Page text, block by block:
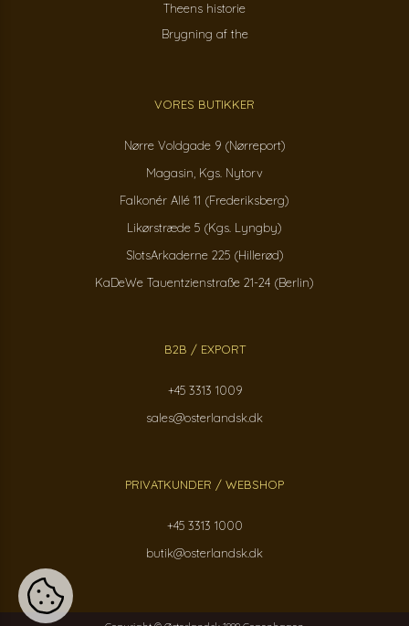
Theens historie
Brygning af the
VORES BUTIKKER
Nørre Voldgade 9 (Nørreport)
Magasin, Kgs. Nytorv
Falkonér Allé 11 (Frederiksberg)
Likørstræde 5 (Kgs. Lyngby)
SlotsArkaderne 225 (Hillerød)
KaDeWe Tauentzienstraße 21-24 (Berlin)
B2B / EXPORT
+45 3313 1009
sales@osterlandsk.dk
PRIVATKUNDER / WEBSHOP
+45 3313 1000
butik@osterlandsk.dk